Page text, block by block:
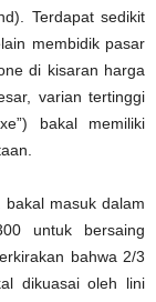
Terdapat sedikit
membidik pasar
di kisaran harga
varian tertinggi
bakal memiliki
masuk dalam
untuk bersaing
bahwa 2/3
dikuasai oleh lini